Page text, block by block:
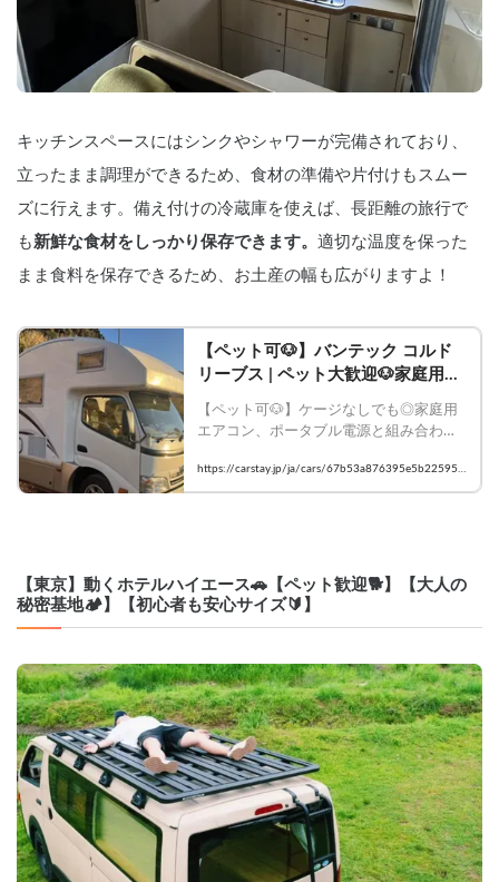
キッチンスペースにはシンクやシャワーが完備されており、
立ったまま調理ができるため、食材の準備や片付けもスムー
ズに行えます。備え付けの冷蔵庫を使えば、長距離の旅行で
も 新鮮な食材をしっかり保存できます。 適切な温度を保った
まま食料を保存できるため、お土産の幅も広がりますよ！
【ペット可🐶】バンテック コルド
リーブス | ペット大歓迎🐶家庭用エ
トで広々✨️4駆ディーゼルでパワフ
広ケ谷戸｜キャンピングカーレンタ
ル・カーシェア予約はCarstay
【ペット可🐶】ケージなしでも◎家庭用
エアコン、ポータブル電源と組み合わせ
    ★寝具の貸出はしていませんので、ご
    🐶 ペット大歓迎！愛犬・愛猫と一緒に
に、快適なキャンピングカー旅を楽しめ
ます。車内はフルフラットになりのびの
び過ごせるので、ペットもリラックス！
入口は防水パンとなっているので汚れ対
策も安心！
    👨‍👩‍👧‍👦 6人乗車・6人就寝の広々空間
    大人数での旅行にぴったり！ファミリ
ーや友人グループでゆったり過ごせる設
計です。ベッド展開も簡単なので、お子
さま連れでも安心して快適な睡眠が取れ
https://carstay.jp/ja/cars/67b53a876395e5b225957
1b3/
【東京】動くホテルハイエース🚗【ペット歓迎🐕】【大人の
秘密基地🏕️】【初心者も安心サイズ🔰】